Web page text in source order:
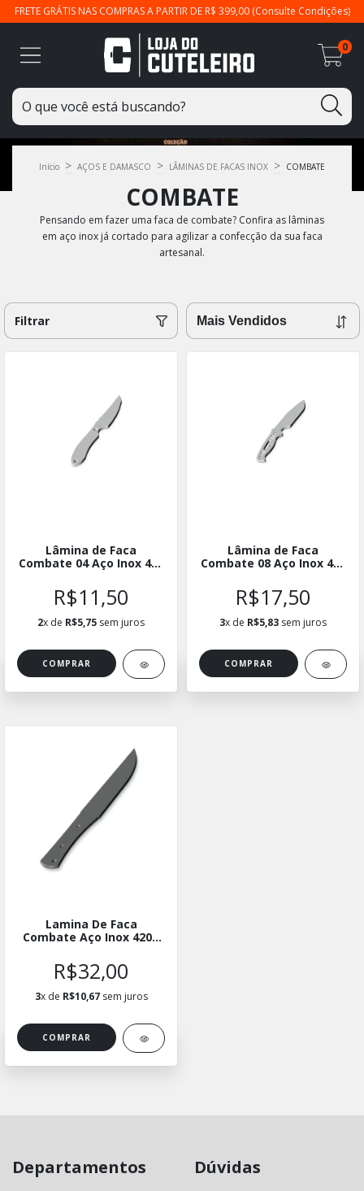
FRETE GRÁTIS NAS COMPRAS A PARTIR DE R$ 399,00 (Consulte Condições)
0
Início > AÇOS E DAMASCO > LÂMINAS DE FACAS INOX > COMBATE
COMBATE
Pensando em fazer uma faca de combate? Confira as lâminas
em aço inox já cortado para agilizar a confecção da sua faca
artesanal.
Filtrar
Lâmina de Faca
Combate 04 Aço Inox 420
R$11,50
2x de R$5,75 sem juros
COMPRAR
Lâmina de Faca
Combate 08 Aço Inox 420
R$17,50
3x de R$5,83 sem juros
COMPRAR
Lamina De Faca
Combate Aço Inox 420 -
R$32,00
3x de R$10,67sem juros
COMPRAR
Departamentos Dúvidas